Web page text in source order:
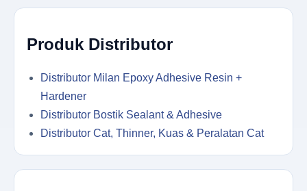
Produk Distributor
Distributor Milan Epoxy Adhesive Resin +
Hardener
Distributor Bostik Sealant & Adhesive
Distributor Cat, Thinner, Kuas & Peralatan Cat